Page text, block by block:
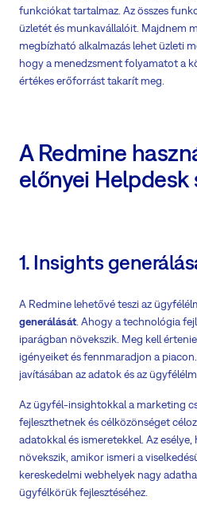
funkciókat tartalmaz. Az összes
üzletét és munkavállalóit. Majdnem
megbízható alkalmazás lehet üzleti
hogy a menedzsment folyamatot a
értékes erőforrást takarít meg.
A Redmine
előnyei
1. Insights
A Redmine lehetővé teszi az
generálását. Ahogy a technológia
iparágban növekszik. Meg kell
igényeiket és fennmaradjon a
javításában az adatok és az
Az ügyfél-insightokkal a marketing
fejleszthetnek és célközönséget
adatokkal és ismeretekkel. Az
növekszik, amikor ismeri a
kereskedelmi webhelyek nagy
ügyfélkörük fejlesztéséhez.